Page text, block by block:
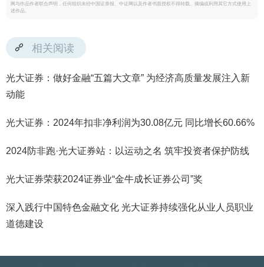
网与作品作者联合声明，任何组织未经中国证券报、中证网以及作者书面授权不得转载、摘编或利用其它方式使用上
述作品。
相关阅读
光大证券：做好金融“五篇大文章” 为经济高质量发展注入新
动能
光大证券：2024年扣非净利润为30.08亿元 同比增长60.66%
2024防非跑·光大证券站：以运动之名 筑牢投资者保护防线
光大证券荣获2024证券业“金牛成长证券公司”奖
深入践行中国特色金融文化 光大证券持续强化从业人员职业
道德建设